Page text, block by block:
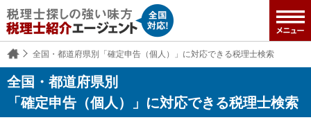
全国・都道府県別「確定申告（個人）」に対応できる税理士検索
全国・都道府県別
「確定申告（個人）」に対応できる税理士検索